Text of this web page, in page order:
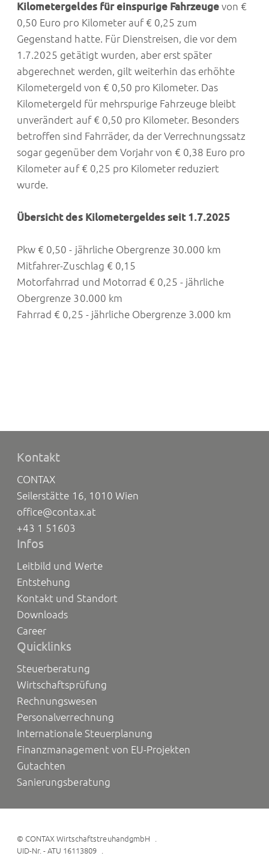
Kilometergeldes für einspurige Fahrzeuge von €
0,50 Euro pro Kilometer auf € 0,25 zum
Gegenstand hatte. Für Dienstreisen, die vor dem
1.7.2025 getätigt wurden, aber erst später
abgerechnet werden, gilt weiterhin das erhöhte
Kilometergeld von € 0,50 pro Kilometer. Das
Kilometergeld für mehrspurige Fahrzeuge bleibt
unverändert auf € 0,50 pro Kilometer. Besonders
betroffen sind Fahrräder, da der Verrechnungssatz
sogar gegenüber dem Vorjahr von € 0,38 Euro pro
Kilometer auf € 0,25 pro Kilometer reduziert
wurde.
Übersicht des Kilometergeldes seit 1.7.2025
Pkw € 0,50 - jährliche Obergrenze 30.000 km
Mitfahrer-Zuschlag € 0,15
Motorfahrrad und Motorrad € 0,25 - jährliche
Obergrenze 30.000 km
Fahrrad € 0,25 - jährliche Obergrenze 3.000 km
Kontakt
CONTAX
Seilerstätte 16, 1010 Wien
office@contax.at
+43 1 51603
Infos
Leitbild und Werte
Entstehung
Kontakt und Standort
Downloads
Career
Quicklinks
Steuerberatung
Wirtschaftsprüfung
Rechnungswesen
Personalverrechnung
Internationale Steuerplanung
Finanzmanagement von EU-Projekten
Gutachten
Sanierungsberatung
©CONTAX WirtschaftstreuhandgmbH
UID-Nr. - ATU 16113809